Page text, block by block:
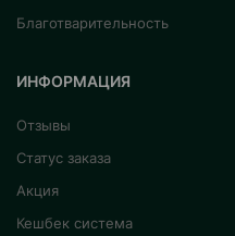
Благотварительность
ИНФОРМАЦИЯ
Отзывы
Статус заказа
Акция
Кешбек система